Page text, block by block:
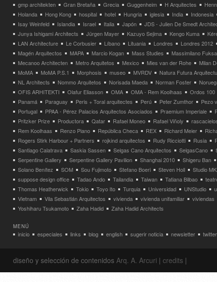
gmp architekten
Gran Bretaña Grecia Guggenheim H Arquitectes
Holanda
Hong Kong hospital hotel Hungria iglesia India
Indonesia
Isay Weinfeld
Islandia Israel Italia Japón
JDS - Julien De Smedt
Junya Ishigami Architects
Jürgen Mayer Kazuyo Sejima Kengo Kuma
LAN Architecture
Le Corbusier Líbano Lituania Londres
Londres 2012
Magén Arquitectos
MAPA Marcio Kogan Mass Studies
Massimilano
Mecanoo Architecten
Metro Arquitetos Mexico Mies van der Rohe
Milan
MoMA
MoMA P.S.1 Morphosis museo MVRDV
Natura Futura
NL Architects
Nommo Arquitetos Norisada Maeda Norman Foster
OFIS ARHITEKTI
Olafur Eliasson OMA OMA - Rem Koolhaas
Ordos 100
Panamá
Paraguay Peris + Toral arquitectes Perú Peter Zumthor
Pezo
Portugal
PPAA - Pérez Palacios Arquitectos Asociados Praemium Imperiale
Pritzker Prize
Productora Qatar Rafael Moneo Rafael Viñoly
Rem Koolhaas
Renzo Piano República Checa REX Richard Meier
Rogers Stirk Harbour + Partners
rojkind arquitectos Rudy Ricciotti Rusia
Santiago Calatrava
Saskia Sassen Selgas Cano Arquitectos SelgasCano
Serpentine Gallery
Serpentine Gallery Pavilion Shanghai 2010
Shigeru Ban
Solano Benítez
SOM Sou Fujimoto Stefano Boeri Steven Holl
Studio
suppose design office
Tadao Ando Tailandia Taiwan Tatiana Bilbao
Thomas Heatherwick
Tokio Toyo Ito Turquia Universidad UNStudio
Vietnam
Vila Sebastián Arquitectos vivienda vivienda unifamiliar
viviendas
Yoshiharu Tsukamoto
Zaha Hadid Zaha Hadid Architects
MENÚ
inicio especiales links blog english sugerir noticia newsletter twitter
diseño y selección de contenidos Arq. A. Arcuri | credits |